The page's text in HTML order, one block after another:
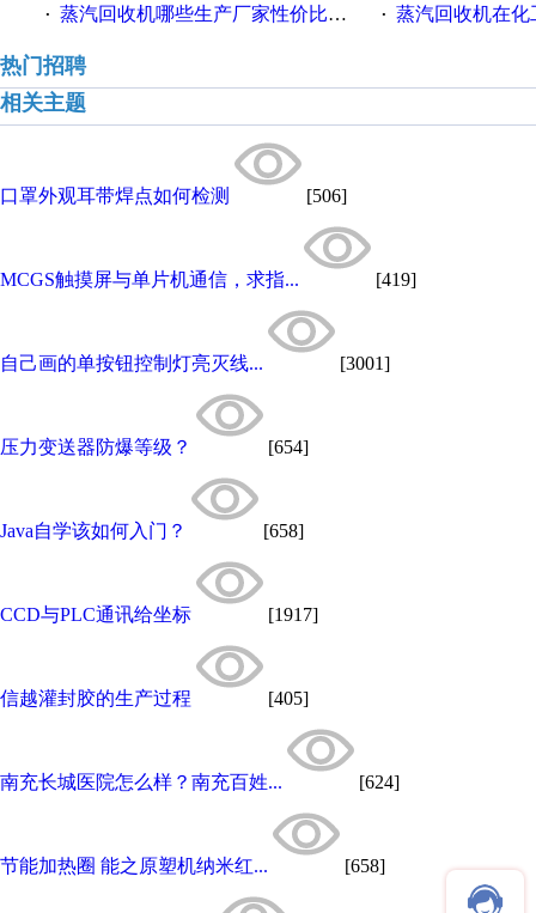
· 蒸汽回收机哪些生产厂家性价比高一些 · 蒸汽回收机在化
热门招聘
相关主题
口罩外观耳带焊点如何检测 [506]
MCGS触摸屏与单片机通信，求指... [419]
自己画的单按钮控制灯亮灭线... [3001]
压力变送器防爆等级？ [654]
Java自学该如何入门？ [658]
CCD与PLC通讯给坐标 [1917]
信越灌封胶的生产过程 [405]
南充长城医院怎么样？南充百姓... [624]
节能加热圈 能之原塑机纳米红... [658]